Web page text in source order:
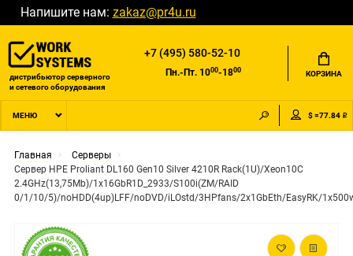
Напишите нам: zakaz@pr4u.ru
дистрибьютор серверного
и сетевого оборудования
+7 (495) 580-52-10
Пн.-Пт. 1000-1800 КОРЗИНА
МЕНЮ $ =77.84 ₽
Главная
Серверы
Сервер HPE Proliant DL160 Gen10 Silver 4210R Rack(1U)/Xeon10C
2.4GHz(13,75Mb)/1x16GbR1D_2933/S100i(ZM/RAID
0/1/10/5)/noHDD(4up)LFF/noDVD/iLOstd/3HPfans/2x1GbEth/EasyRK/